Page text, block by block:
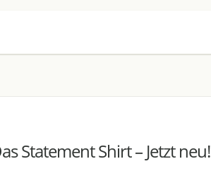
Statement Shirt – Jetzt neu!